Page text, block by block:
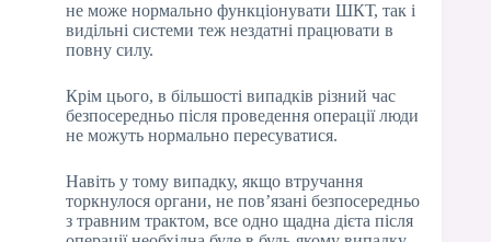
не може нормально функціонувати ШКТ, так і
видільні системи теж нездатні працювати в
повну силу.
Крім цього, в більшості випадків різний час
безпосередньо після проведення операції люди
не можуть нормально пересуватися.
Навіть у тому випадку, якщо втручання
торкнулося органи, не пов’язані безпосередньо
з травним трактом, все одно щадна дієта після